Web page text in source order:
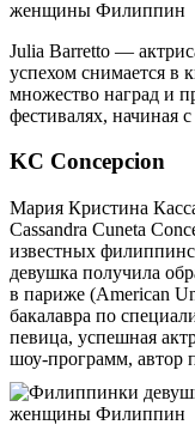
Julia Barretto —
успехом снимается в
множество наград и
фестивалях, начиная с
KC Concepcion
Мария Кристина
Cassandra Cuneta
известных
девушка получила
в париже (American
бакалавра по
певица, успешная
шоу-программ, автор